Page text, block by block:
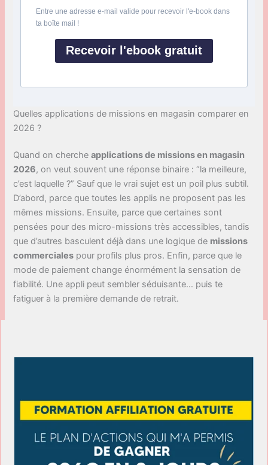
Entre une adresse e-mail valide pour recevoir l'e-book dans
ta boîte mail !
Recevoir l'ebook gratuit
Quelles applications de missions en magasin comparer en
2026 ?
Quand on chercheapplications de missions en magasin
2026, on veut souvent une réponse binaire : “la meilleure,
c’est laquelle ?” Sauf que le vrai sujet est un poil plus subtil.
D’abord, parce que toutes les applis ne proposent pas les
mêmes missions. Ensuite, parce que certaines sont
pensées pour des micro-missions très accessibles, tandis
que d’autres basculent déjà dans une logique de missions
commerciales pour profils plus pros. Enfin, parce que le
mode de paiement change énormément la sensation de
fiabilité. Une appli peut sembler séduisante… puis te
fatiguer à la première demande de retrait.